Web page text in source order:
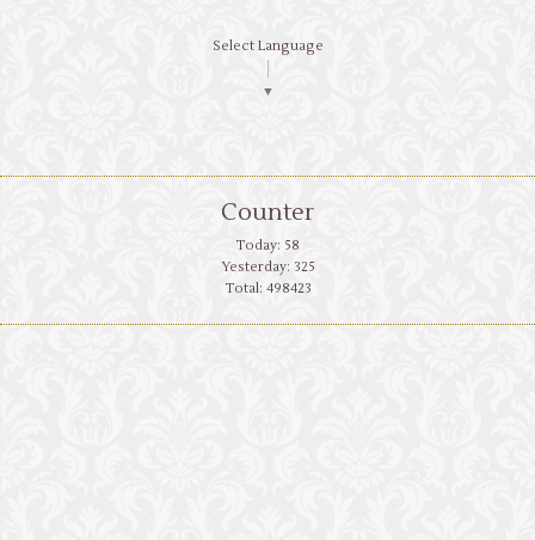
Select Language
▼
Counter
Today: 58
Yesterday: 325
Total: 498423